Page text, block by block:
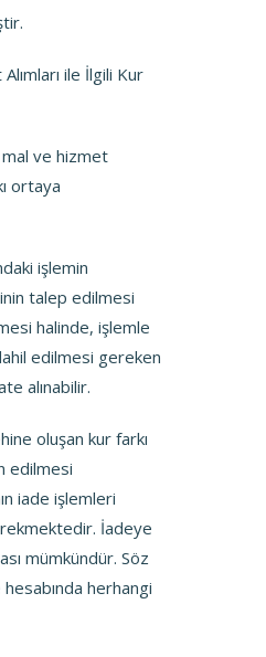
ile İlgili Kur
ve hizmet
ortaya
işlemin
talep edilmesi
halinde, işlemle
edilmesi gereken
alınabilir.
oluşan kur farkı
edilmesi
iade işlemleri
İadeye
mümkündür. Söz
hesabında herhangi